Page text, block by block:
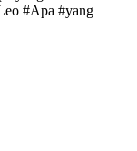
#Apa #yang